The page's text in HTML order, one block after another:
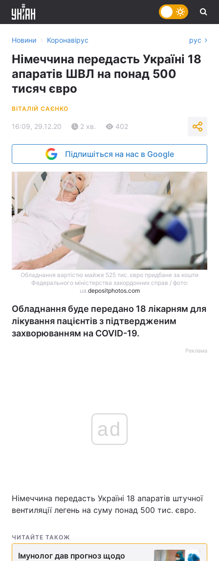
Україна Політика
Спорт Наука
Новини › Коронавірус рус
Німеччина передасть Україні 18
апаратів ШВЛ на понад 500
тисяч євро
ВІТАЛІЙ САЄНКО
16:09, 29.12.20 2 хв. 402
Підпишіться на нас в Google
Обладнання вартістю майже 525 тис. євро придбане за кошти
Федерального міністерства закордонних справ / фото:
ua.depositphotos.com
Обладнання буде передано 18 лікарням для
лікування пацієнтів з підтвердженим
захворюванням на COVID-19.
Реклама
ad
Німеччина передасть Україні 18 апаратів штучної
вентиляції легень на суму понад 500 тис. євро.
ЧИТАЙТЕ ТАКОЖ
Імунолог дав прогноз щодо